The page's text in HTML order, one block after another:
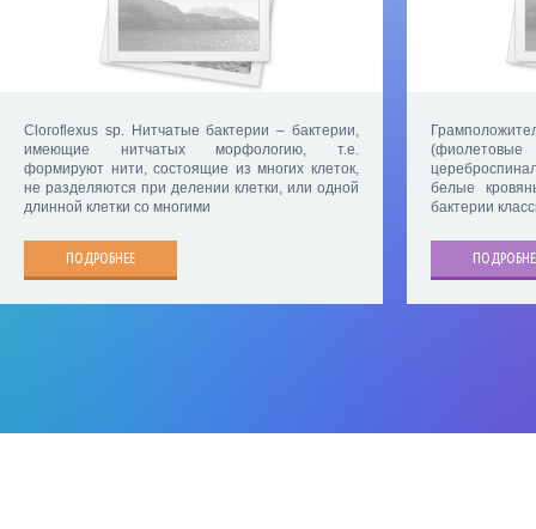
Cloroflexus sp. Нитчатые бактерии – бактерии,
имеющие нитчатых морфологию, т.е.
формируют нити, состоящие из многих клеток,
не разделяются при делении клетки, или одной
длинной клетки со многими
ПОДРОБНЕЕ
белые
бактерии